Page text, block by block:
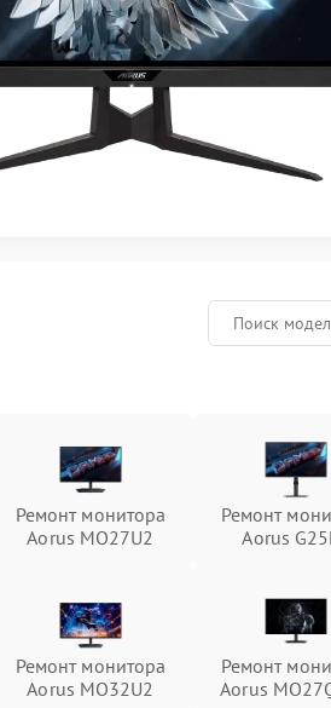
Ремонт монитора
Aorus MO27U2
Ремонт
Aorus
Ремонт монитора
Aorus MO32U2
Ремонт
Aorus